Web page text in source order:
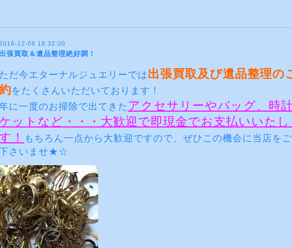
12-06 18:32:00
出張買取＆遺品整理絶好調！
ただ今エターナルジュエリーでは出張買取及び遺品整理の
をたくさんいただいております！
に一度のお掃除で出てきた アクセサリーやバッグ、時
ットなど・・・大歓迎で即現金でお支払いいたし
！
もちろん一点から大歓迎ですので、ぜひこの機会に当店を
さいませ★☆